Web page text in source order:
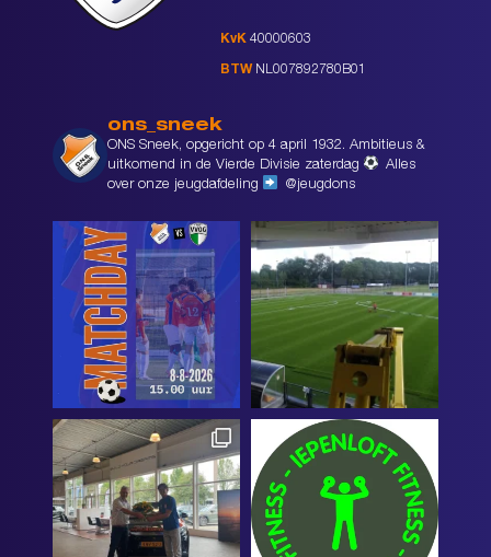
KvK 40000603
BTW NL007892780B01
ons_sneek
ONS Sneek, opgericht op 4 april 1932. Ambitieus &
uitkomend in de Vierde Divisie zaterdag
Alles
over onze jeugdafdeling
@jeugdons